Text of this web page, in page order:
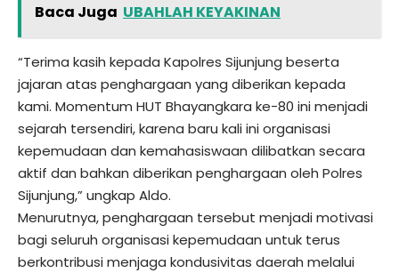
Baca Juga UBAHLAH KEYAKINAN
“Terima kasih kepada Kapolres Sijunjung beserta
jajaran atas penghargaan yang diberikan kepada
kami. Momentum HUT Bhayangkara ke-80 ini menjadi
sejarah tersendiri, karena baru kali ini organisasi
kepemudaan dan kemahasiswaan dilibatkan secara
aktif dan bahkan diberikan penghargaan oleh Polres
Sijunjung,” ungkap Aldo.
Menurutnya, penghargaan tersebut menjadi motivasi
bagi seluruh organisasi kepemudaan untuk terus
berkontribusi menjaga kondusivitas daerah melalui